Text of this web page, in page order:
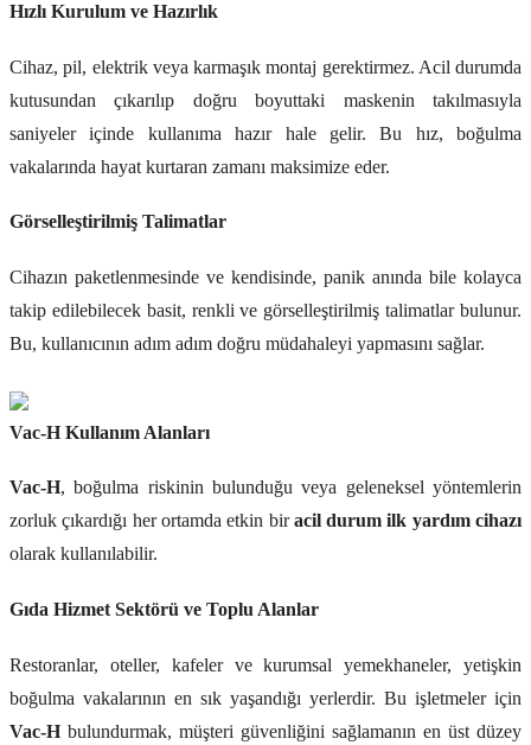
Hızlı Kurulum ve Hazırlık
Cihaz, pil, elektrik veya karmaşık montaj gerektirmez. Acil durumda
kutusundan çıkarılıp doğru boyuttaki maskenin takılmasıyla
saniyeler içinde kullanıma hazır hale gelir. Bu hız, boğulma
vakalarında hayat kurtaran zamanı maksimize eder.
Görselleştirilmiş Talimatlar
Cihazın paketlenmesinde ve kendisinde, panik anında bile kolayca
takip edilebilecek basit, renkli ve görselleştirilmiş talimatlar bulunur.
Bu, kullanıcının adım adım doğru müdahaleyi yapmasını sağlar.
Vac-H Kullanım Alanları
Vac-H, boğulma riskinin bulunduğu veya geleneksel yöntemlerin
zorluk çıkardığı her ortamda etkin biracil durum ilk yardım cihazı
olarak kullanılabilir.
Gıda Hizmet Sektörü ve Toplu Alanlar
Restoranlar, oteller, kafeler ve kurumsal yemekhaneler, yetişkin
boğulma vakalarının en sık yaşandığı yerlerdir. Bu işletmeler için
Vac-Hbulundurmak, müşteri güvenliğini sağlamanın en üst düzey